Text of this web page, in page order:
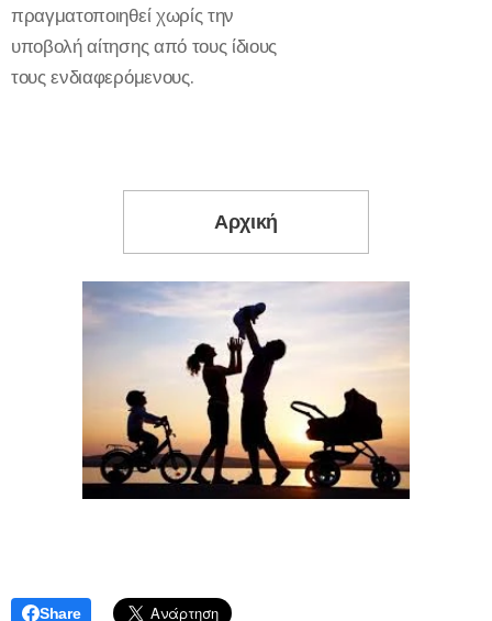
πραγματοποιηθεί χωρίς την
υποβολή αίτησης από τους ίδιους
τους ενδιαφερόμενους.
Αρχική
Share